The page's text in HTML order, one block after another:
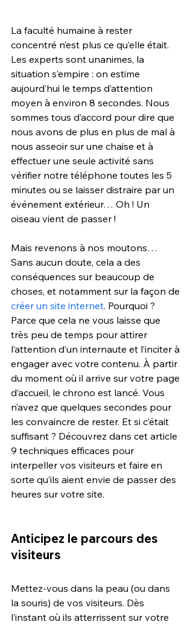
La faculté humaine à rester
concentré n’est plus ce qu’elle était.
Les experts sont unanimes, la
situation s’empire : on estime
aujourd’hui le temps d’attention
moyen à environ 8 secondes. Nous
sommes tous d’accord pour dire que
nous avons de plus en plus de mal à
nous asseoir sur une chaise et à
effectuer une seule activité sans
vérifier notre téléphone toutes les 5
minutes ou se laisser distraire par un
événement extérieur… Oh ! Un
oiseau vient de passer !
Mais revenons à nos moutons…
Sans aucun doute, cela a des
conséquences sur beaucoup de
choses, et notamment sur la façon de
créer un site internet. Pourquoi ?
Parce que cela ne vous laisse que
très peu de temps pour attirer
l’attention d’un internaute et l’inciter à
engager avec votre contenu. À partir
du moment où il arrive sur votre page
d’accueil, le chrono est lancé. Vous
n’avez que quelques secondes pour
les convaincre de rester. Et si c’était
suffisant ? Découvrez dans cet article
9 techniques efficaces pour
interpeller vos visiteurs et faire en
sorte qu’ils aient envie de passer des
heures sur votre site.
Anticipez le parcours des
visiteurs
Mettez-vous dans la peau (ou dans
la souris) de vos visiteurs. Dès
l’instant où ils atterrissent sur votre